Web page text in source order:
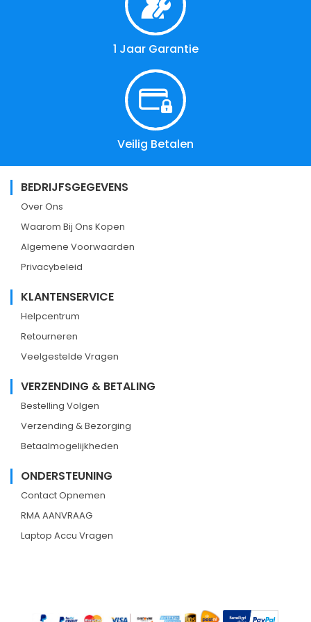
1 Jaar Garantie
Veilig Betalen
BEDRIJFSGEGEVENS
Over Ons
Waarom Bij Ons Kopen
Algemene Voorwaarden
Privacybeleid
KLANTENSERVICE
Helpcentrum
Retourneren
Veelgestelde Vragen
VERZENDING & BETALING
Bestelling Volgen
Verzending & Bezorging
Betaalmogelijkheden
ONDERSTEUNING
Contact Opnemen
RMA AANVRAAG
Laptop Accu Vragen